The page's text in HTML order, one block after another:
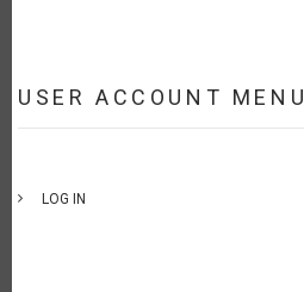
USER ACCOUNT MENU
LOG IN